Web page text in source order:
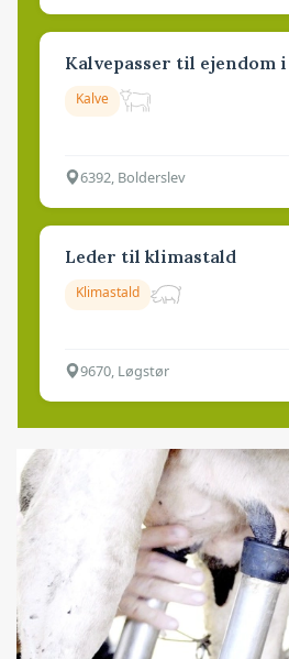
Kalvepasser til ejendom
Kalve
6392, Bolderslev
Leder til klimastald
Klimastald
9670, Løgstør